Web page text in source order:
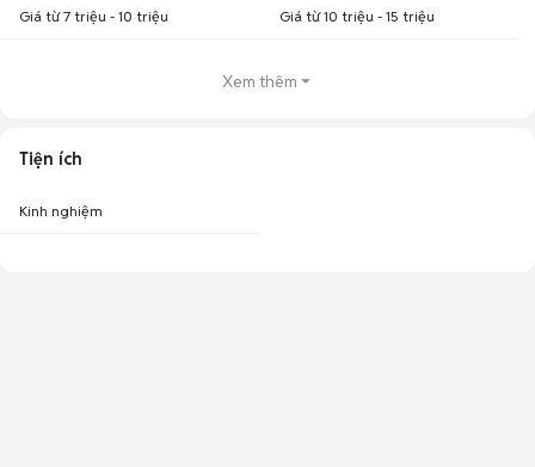
Giá từ 7 triệu - 10 triệu Giá từ 10 triệu - 15 triệu
Xem thêm
Tiện ích
Kinh nghiệm